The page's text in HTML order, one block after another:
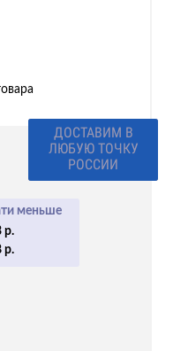
ВАША СКИДКА
3%
КОД 7PNT
меньше
р.
р.